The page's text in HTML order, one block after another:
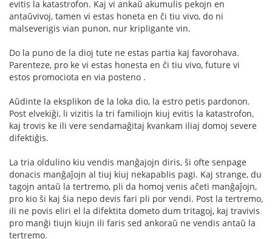
evitis la katastrofon. Kaj vi ankaŭ akumulis pekojn en
antaŭvivoj, tamen vi estas honeta en ĉi tiu vivo, do ni
malseverigis vian punon, nur kripligante vin.
Do la puno de la dioj tute ne estas partia kaj favorohava.
Parenteze, pro ke vi estas honesta en ĉi tiu vivo, future vi
estos promociota en via posteno .
Aŭdinte la eksplikon de la loka dio, la estro petis pardonon.
Post elvekiĝi, li vizitis la tri familiojn kiuj evitis la katastrofon,
kaj trovis ke ili vere sendamaĝitaj kvankam iliaj domoj severe
difektiĝis.
La tria oldulino kiu vendis manĝajojn diris, ŝi ofte senpage
donacis manĝaĵojn al tiuj kiuj nekapablis pagi. Kaj strange, du
tagojn antaŭ la tertremo, pli da homoj venis aĉeti manĝaĵojn,
pro kio ŝi kaj ŝia nepo devis fari pli por vendi. Post la tertremo,
ili ne povis eliri el la difektita dometo dum tritagoj, kaj travivis
pro manĝi tiujn kiujn ili faris sed ankoraŭ ne vendis antaŭ la
tertremo.